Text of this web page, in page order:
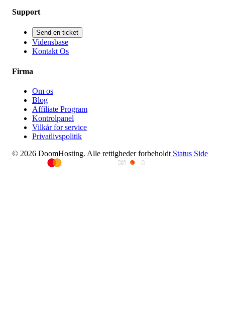
Support
Send en ticket
Vidensbase
Kontakt Os
Firma
Om os
Blog
Affiliate Program
Kontrolpanel
Vilkår for service
Privatlivspolitik
© 2026 DoomHosting. Alle rettigheder forbeholdt Status Side